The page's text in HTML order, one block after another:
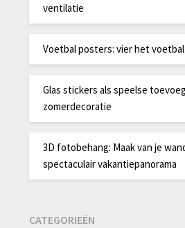
ventilatie
Voetbal posters: vier het
Glas stickers als speelse
zomerdecoratie
3D fotobehang: Maak van je
spectaculair vakantiepanorama
CATEGORIEËN